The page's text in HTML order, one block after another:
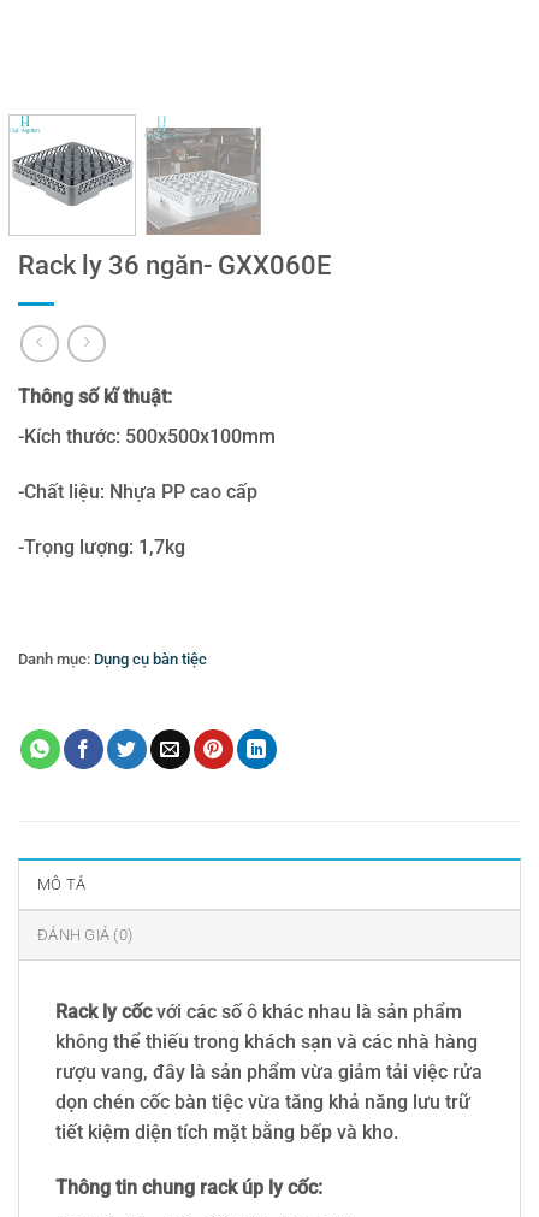
Rack ly 36 ngăn- GXX060E
Thông số kĩ thuật:
-Kích thước: 500x500x100mm
-Chất liệu: Nhựa PP cao cấp
-Trọng lượng: 1,7kg
Danh mục: Dụng cụ bàn tiệc
MÔ TẢ
ĐÁNH GIÁ (0)
Rack ly cốcvới các số ô khác nhau là sản phẩm
không thể thiếu trong khách sạn và các nhà hàng
rượu vang, đây là sản phẩm vừa giảm tải việc rửa
dọn chén cốc bàn tiệc vừa tăng khả năng lưu trữ
tiết kiệm diện tích mặt bằng bếp và kho.
Thông tin chung rack úp ly cốc: